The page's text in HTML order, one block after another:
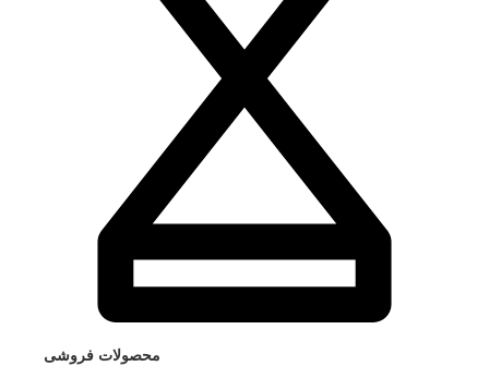
محصولات فروشی